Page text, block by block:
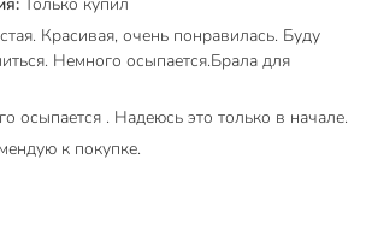
для офиса
в гостиную
Красивая, очень понравилась. Буду
Немного осыпается.Брала для
осыпается . Надеюсь это только в начале.
к покупке.